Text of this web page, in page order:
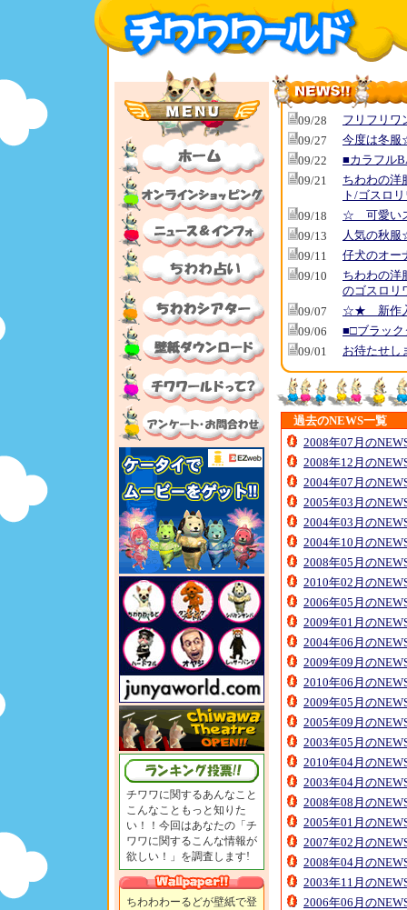
チワワに関するあんなこと
こんなこともっと知りた
い！！今回はあなたの「チ
ワワに関するこんな情報が
欲しい！」を調査します!
ちわわわーるどが壁紙で登
09/28
フリフリワ
09/27
今度は冬
09/22
■カラフル
09/21
ちわわの洋
ト/ゴスロ
09/18
☆ 可愛い
09/13
人気の秋
09/11
仔犬のオー
09/10
ちわわの洋
のゴスロリ
09/07
☆★ 新作
09/06
■□ブラック
09/01
お待たせし
過去のNEWS一覧
2008年07月の
2008年12月の
2004年07月の
2005年03月の
2004年03月の
2004年10月の
2008年05月の
2010年02月の
2006年05月の
2009年01月の
2004年06月の
2009年09月の
2010年06月の
2009年05月の
2005年09月の
2003年05月の
2010年04月の
2003年04月の
2008年08月の
2005年01月の
2007年02月の
2008年04月の
2003年11月の
2006年06月の